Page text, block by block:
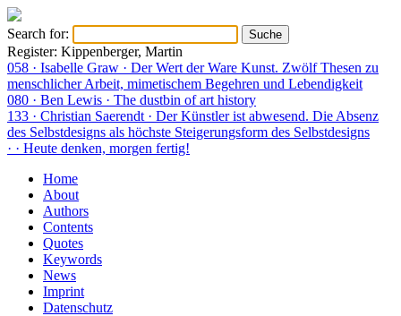
Search for:
Register: Kippenberger, Martin
058 · Isabelle Graw · Der Wert der Ware Kunst. Zwölf Thesen zu
menschlicher Arbeit, mimetischem Begehren und Lebendigkeit
080 · Ben Lewis · The dustbin of art history
133 · Christian Saerendt · Der Künstler ist abwesend. Die Absenz
des Selbstdesigns als höchste Steigerungsform des Selbstdesigns
· · Heute denken, morgen fertig!
Home
About
Authors
Contents
Quotes
Keywords
News
Imprint
Datenschutz